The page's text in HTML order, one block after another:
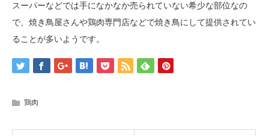
スーパーなどでは手になかなか売られていない希少な部位なの
で、焼き鳥屋さんや鶏肉専門店などで焼き鳥にして提供されてい
ることが多いようです。
鶏肉